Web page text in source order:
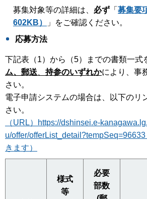
募集対象等の詳細は、 必ず 「 募集要
602KB）
」をご確認ください。
応募方法
下記表（1）から（5）までの書類一式
ム、郵送
持参のいずれかにより、事
さい。
電子申請システムの場合は、以下のリ
さい。
（URL）https://dshinsei.e-
u/offer/
きます）
様式
等
必要
部数